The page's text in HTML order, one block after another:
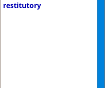
restitutory